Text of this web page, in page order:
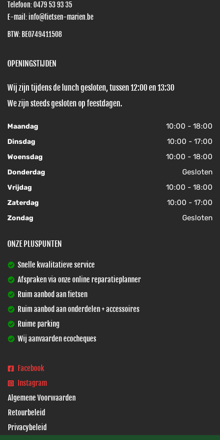
Telefoon:0479 53 93 35
E-mail: info@fietsen-marien.be
BTW: BE0749411508
OPENINGSTIJDEN
Wij zijn tijdens de lunch gesloten, tussen 12:00 en 13:30
We zijn steeds gesloten op feestdagen.
Maandag 10:00 - 18:00
Dinsdag 10:00 - 17:00
Woensdag 10:00 - 18:00
Donderdag Gesloten
Vrijdag 10:00 - 18:00
Zaterdag 10:00 - 17:00
Zondag Gesloten
ONZE PLUSPUNTEN
Snelle kwalitatieve service
Afspraken via onze online reparatieplanner
Ruim aanbod aan fietsen
Ruim aanbod aan onderdelen + accessoires
Ruime parking
Wij aanvaarden ecocheques
Facebook
Instagram
Algemene Voorwaarden
Retourbeleid
Privacybeleid